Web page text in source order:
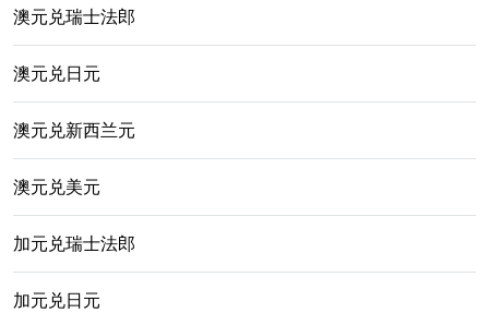
澳元兑瑞士法郎
澳元兑日元
澳元兑新西兰元
澳元兑美元
加元兑瑞士法郎
加元兑日元